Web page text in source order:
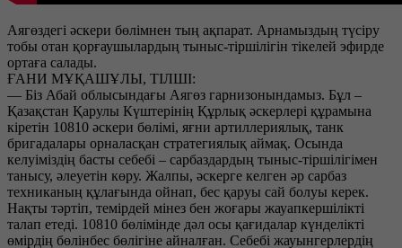
Аягөздегі әскери бөлімнен тың ақпарат. Арнамыздың түсіру
тобы отан қорғаушылардың тыныс-тіршілігін тікелей эфирде
ортаға салады.
ҒАНИ МҰҚАШҰЛЫ, ТІЛШІ:
— Біз Абай облысындағы Аягөз гарнизонындамыз. Бұл –
Қазақстан Қарулы Күштерінің Құрлық әскерлері құрамына
кіретін 10810 әскери бөлімі, яғни артиллериялық, танк
бригадалары орналасқан стратегиялық аймақ. Осында
келуіміздің басты себебі – сарбаздардың тыныс-тіршілігімен
танысу, әлеуетін көру. Жалпы, әскерге келген әр сарбаз
техниканың құлағында ойнап, бес қаруы сай болуы керек.
Нақты тәртіп, темірдей мінез бен жоғары жауапкершілікті
талап етеді. 10810 бөлімінде дәл осы қағидалар күнделікті
өмірдің бөлінбес бөлігіне айналған. Себебі жауынгерлердің